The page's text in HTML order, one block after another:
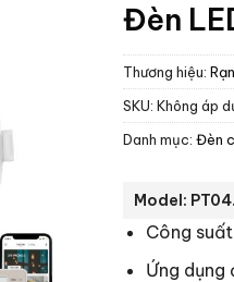
Đèn
Thương hiệu:
SKU: Không áp
Danh mục: Đèn
Model:
Công
Ứng